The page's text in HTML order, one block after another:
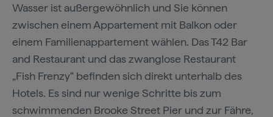
Wasser ist außergewöhnlich und Sie können
zwischen einem Appartement mit Balkon oder
einem Familienappartement wählen. Das T42 Bar
and Restaurant und das zwanglose Restaurant
„Fish Frenzy“ befinden sich direkt unterhalb des
Hotels. Es sind nur wenige Schritte bis zum
schwimmenden Brooke Street Pier und zur Fähre,